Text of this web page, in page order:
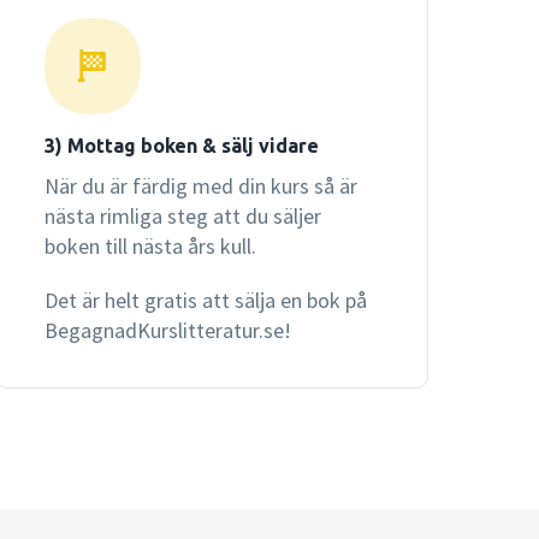
3) Mottag boken & sälj vidare
När du är färdig med din kurs så är
nästa rimliga steg att du säljer
boken till nästa års kull.
Det är helt gratis att sälja en bok på
BegagnadKurslitteratur.se!